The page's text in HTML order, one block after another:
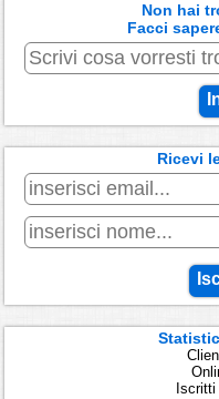
Non hai
Facci
Ricevi